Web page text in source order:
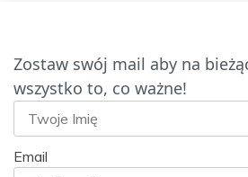
Zostaw swój mail aby na
wszystko to, co ważne!
Email